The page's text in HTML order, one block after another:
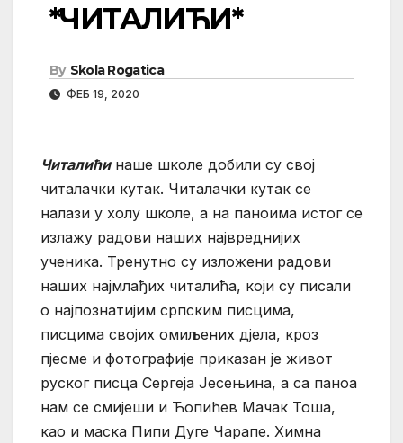
*ЧИТАЛИЋИ*
By Skola Rogatica
ФЕБ 19, 2020
Читалићинаше школе добили су свој
читалачки кутак. Читалачки кутак се
налази у холу школе, а на паноима истог се
излажу радови наших највреднијих
ученика. Тренутно су изложени радови
наших најмлађих читалића, који су писали
о најпознатијим српским писцима,
писцима својих омиљених дјела, кроз
пјесме и фотографије приказан је живот
руског писца Сергеја Јесењина, а са паноа
нам се смијеши и Ћопићев Мачак Тоша,
као и маска Пипи Дуге Чарапе. Химна